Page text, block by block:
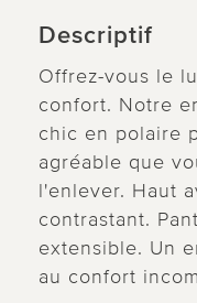
Descriptif
Offrez-vous le
confort. Notre
chic en polaire
agréable que
l'enlever. Haut
contrastant.
extensible. Un
au confort